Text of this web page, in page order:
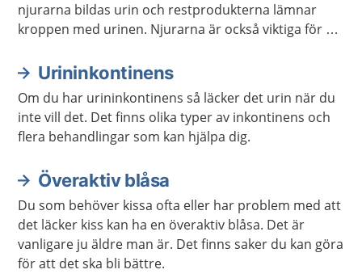
njurarna bildas urin och restprodukterna lämnar
kroppen med urinen. Njurarna är också viktiga för att
i kroppen.
Urininkontinens
Om du har urininkontinens så läcker det urin när du
inte vill det. Det finns olika typer av inkontinens och
flera behandlingar som kan hjälpa dig.
Överaktiv blåsa
Du som behöver kissa ofta eller har problem med att
det läcker kiss kan ha en överaktiv blåsa. Det är
vanligare ju äldre man är. Det finns saker du kan göra
för att det ska bli bättre.